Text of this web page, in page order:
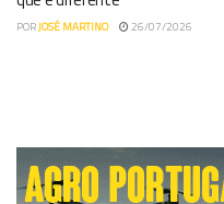
PORJOSÉ MARTINO 26/07/2026